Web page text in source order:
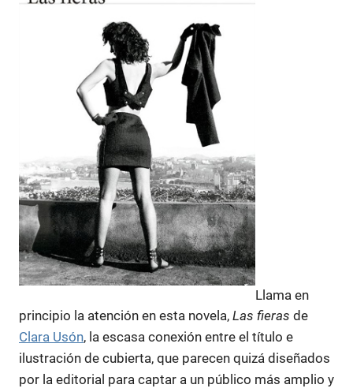
Llama en
principio la atención en esta novela, Las fieras de
Clara Usón, la escasa conexión entre el título e
ilustración de cubierta, que parecen quizá diseñados
por la editorial para captar a un público más amplio y